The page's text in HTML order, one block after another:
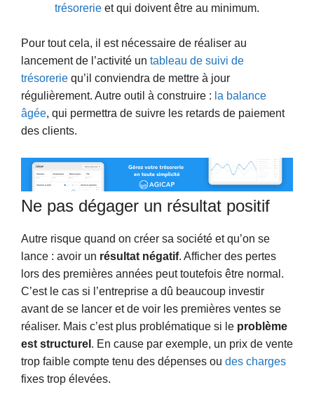
trésorerie et qui doivent être au minimum.
Pour tout cela, il est nécessaire de réaliser au
lancement de l’activité un tableau de suivi de
trésorerie qu’il conviendra de mettre à jour
régulièrement. Autre outil à construire : la balance
âgée, qui permettra de suivre les retards de paiement
des clients.
Ne pas dégager un résultat positif
Autre risque quand on créer sa société et qu’on se
lance : avoir un résultat négatif. Afficher des pertes
lors des premières années peut toutefois être normal.
C’est le cas si l’entreprise a dû beaucoup investir
avant de se lancer et de voir les premières ventes se
réaliser. Mais c’est plus problématique si le problème
est structurel . En cause par exemple, un prix de vente
trop faible compte tenu des dépenses ou des charges
fixes trop élevées.